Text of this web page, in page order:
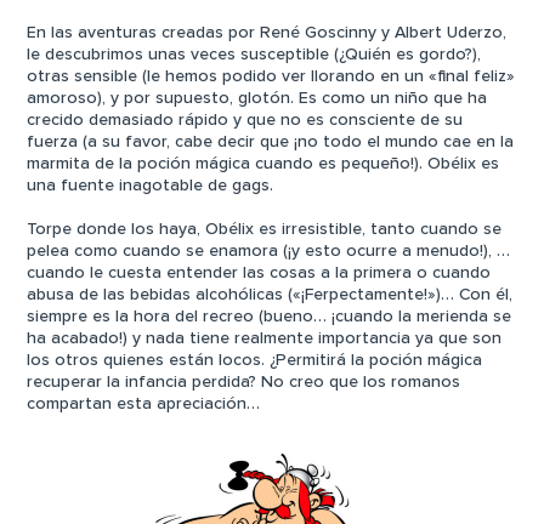
En las aventuras creadas por René Goscinny y Albert Uderzo,
le descubrimos unas veces susceptible (¿Quién es gordo?),
otras sensible (le hemos podido ver llorando en un «final feliz»
amoroso), y por supuesto, glotón. Es como un niño que ha
crecido demasiado rápido y que no es consciente de su
fuerza (a su favor, cabe decir que ¡no todo el mundo cae en la
marmita de la poción mágica cuando es pequeño!). Obélix es
una fuente inagotable de gags.
Torpe donde los haya, Obélix es irresistible, tanto cuando se
pelea como cuando se enamora (¡y esto ocurre a menudo!), …
cuando le cuesta entender las cosas a la primera o cuando
abusa de las bebidas alcohólicas («¡Ferpectamente!»)… Con él,
siempre es la hora del recreo (bueno… ¡cuando la merienda se
ha acabado!) y nada tiene realmente importancia ya que son
los otros quienes están locos. ¿Permitirá la poción mágica
recuperar la infancia perdida? No creo que los romanos
compartan esta apreciación…